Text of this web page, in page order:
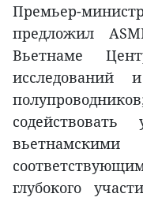
Премьер-
предложил
Вьетнаме
исследований
глубокого